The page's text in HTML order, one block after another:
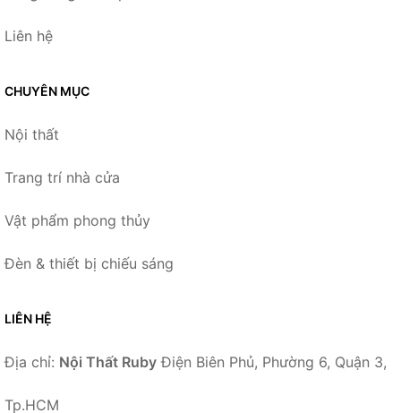
Liên hệ
CHUYÊN MỤC
Nội thất
Trang trí nhà cửa
Vật phẩm phong thủy
Đèn & thiết bị chiếu sáng
LIÊN HỆ
Địa chỉ: Nội Thất Ruby Điện Biên Phủ, Phường 6, Quận 3,
Tp.HCM